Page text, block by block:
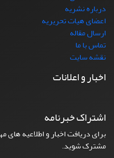
درباره نشریه
اعضای هیات تحریریه
ارسال مقاله
تماس با ما
نقشه سایت
اخبار و اعلانات
اشتراک خبرنامه
برای دریافت اخبار و اطلاعیه
مشترک شوید.